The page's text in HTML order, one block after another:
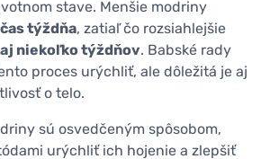
stave. Menšie modriny
týždňa, zatiaľ čo rozsiahlejšie
aj niekoľko týždňov. Babské rady
proces urýchliť, ale dôležitá je aj
o telo.
sú osvedčeným spôsobom,
urýchliť ich hojenie a zlepšiť